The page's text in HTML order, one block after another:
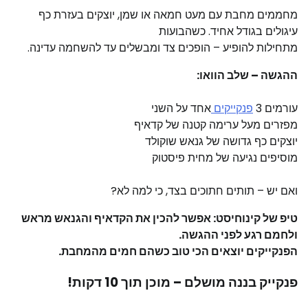
מחממים מחבת עם מעט חמאה או שמן, יוצקים בעזרת כף
עיגולים בגודל אחיד. כשהבועות
מתחילות להופיע – הופכים צד ומבשלים עד להשחמה עדינה.
ההגשה – שלב הוואו:
עורמים 3 פנקייקים אחד על השני
מפזרים מעל ערימה קטנה של קדאיף
יוצקים כף גדושה של גנאש שוקולד
מוסיפים נגיעה של מחית פיסטוק
ואם יש – תותים חתוכים בצד, כי למה לא?
טיפ של קינוחיסט: אפשר להכין את הקדאיף והגנאש מראש
ולחמם רגע לפני ההגשה.
הפנקייקים יוצאים הכי טוב כשהם חמים מהמחבת.
פנקייק בננה מושלם – מוכן תוך 10 דקות!